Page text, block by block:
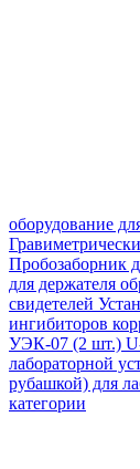
оборудование
Пробозаборник
для держателя
свидетелей
ингибиторов
УЭК-07 (2 шт.)
лабораторной
рубашкой) для
категории